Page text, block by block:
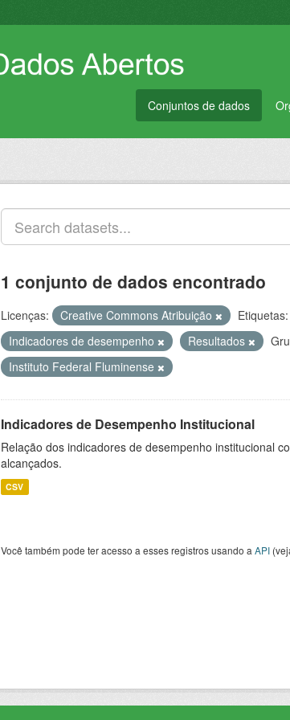
Conjuntos de dados
1 conjunto de dados encontrado
Licenças: Creative Commons Atribuição
Etiquetas:
Indicadores de desempenho
Resultados
Instituto Federal Fluminense
Indicadores de Desempenho Institucional
Relação dos indicadores de desempenho institucional
alcançados.
CSV
Você também pode ter acesso a esses registros usando a API